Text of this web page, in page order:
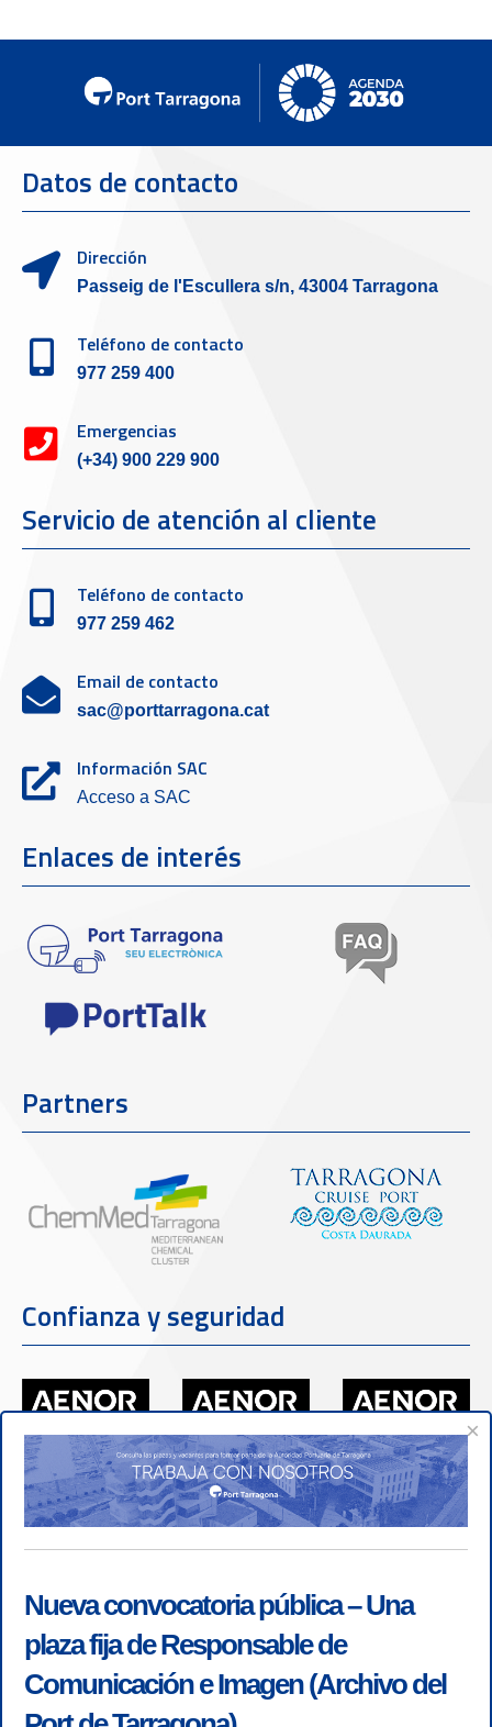
Datos de contacto
Dirección
Passeig de l'Escullera s/n, 43004 Tarragona
Teléfono de contacto
977 259 400
Emergencias
(+34) 900 229 900
Servicio de atención al cliente
Teléfono de contacto
977 259 462
Email de contacto
sac@porttarragona.cat
Información SAC
Acceso a SAC
Enlaces de interés
Partners
Confianza y seguridad
×
Nueva convocatoria pública – Una
plaza fija de Responsable de
Comunicación e Imagen (Archivo del